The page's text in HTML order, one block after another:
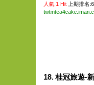
人氣 1 Hit 上期排名
18. 桂冠旅遊-